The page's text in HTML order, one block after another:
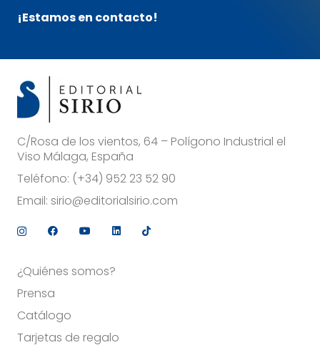
¡Estamos en contacto!
C/Rosa de los vientos, 64 – Polígono Industrial el
Viso Málaga, España
Teléfono: (+34) 952 23 52 90
Email: sirio@editorialsirio.com
¿Quiénes somos?
Prensa
Catálogo
Tarjetas de regalo